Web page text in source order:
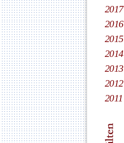
2017
2016
2015
2014
2013
2012
2011